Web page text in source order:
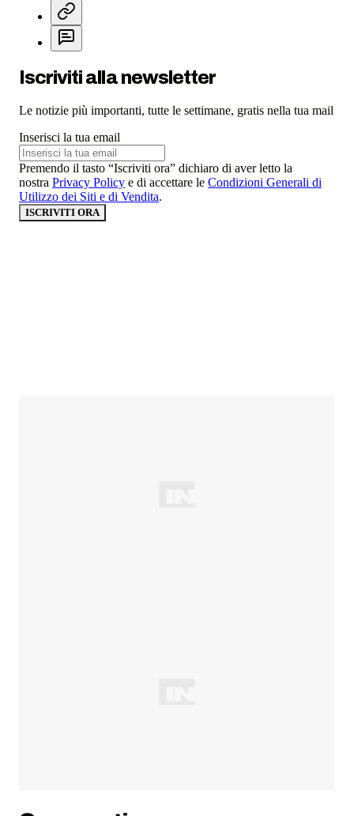
Iscriviti alla newsletter
Le notizie più importanti, tutte le settimane, gratis nella tua mail
Inserisci la tua email
Premendo il tasto “Iscriviti ora” dichiaro di aver letto la
nostra Privacy Policy e di accettare le Condizioni Generali di
Utilizzo dei Siti e di Vendita.
ISCRIVITI ORA